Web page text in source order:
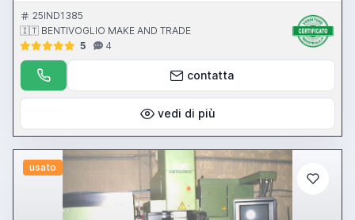
25IND1385
🇮🇹 BENTIVOGLIO MAKE AND TRADE
5
4
contatta
vedi di più
usato